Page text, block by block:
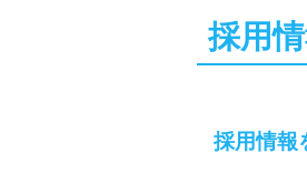
位
置：
採用
採用情報